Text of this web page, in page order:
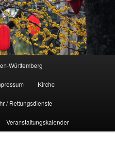
Württemberg
Kirche
/ Rettungsdienste
Veranstaltungskalender